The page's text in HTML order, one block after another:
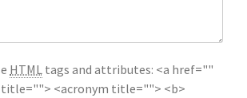
HTML tags and attributes: <a href=""
<acronym title=""> <b>